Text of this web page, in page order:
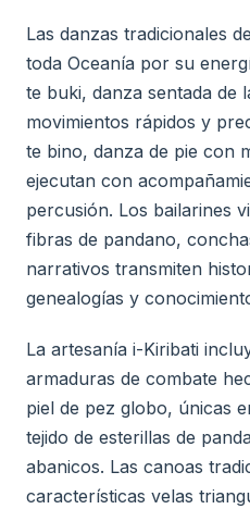
Las danzas tradicionales
toda Oceanía por su
te buki, danza sentada de
movimientos rápidos y
te bino, danza de pie con
ejecutan con
percusión. Los bailarines
fibras de pandano,
narrativos transmiten
genealogías y
La artesanía i-Kiribati
armaduras de combate
piel de pez globo, únicas
tejido de esterillas de
abanicos. Las canoas
características velas